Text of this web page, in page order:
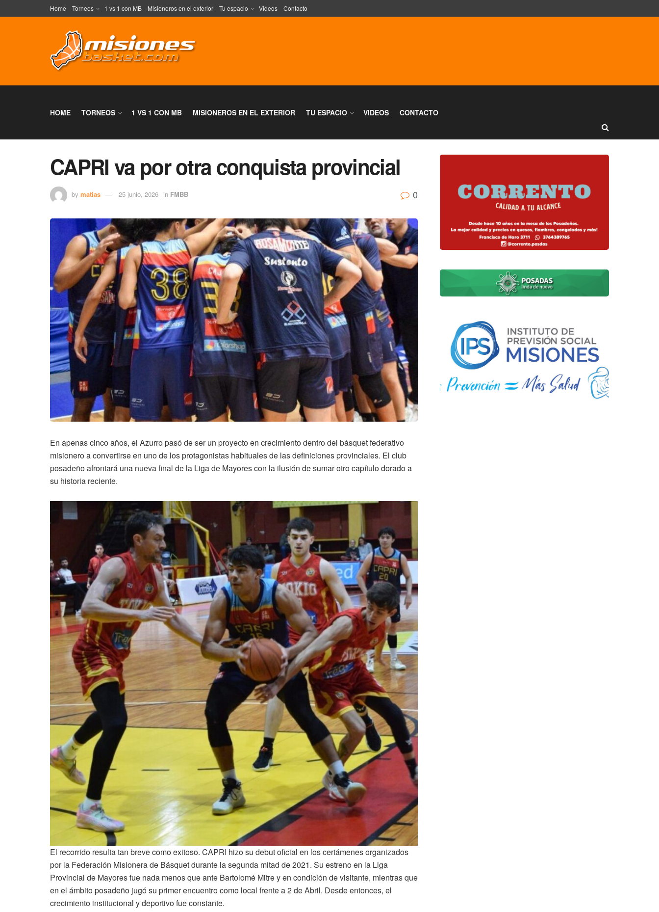
Home Torneos 1 vs 1 con MB Misioneros en el exterior Tu espacio Videos Contacto
HOME TORNEOS 1 VS 1 CON MB MISIONEROS EN EL EXTERIOR TU ESPACIO VIDEOS CONTACTO
CAPRI va por otra conquista provincial
by matias 25 junio, 2026 in FMBB 0
En apenas cinco años, el Azurro pasó de ser un proyecto en crecimiento dentro del básquet federativo
misionero a convertirse en uno de los protagonistas habituales de las definiciones provinciales. El club
posadeño afrontará una nueva final de la Liga de Mayores con la ilusión de sumar otro capítulo dorado a
su historia reciente.
El recorrido resulta tan breve como exitoso. CAPRI hizo su debut oficial en los certámenes organizados
por la Federación Misionera de Básquet durante la segunda mitad de 2021. Su estreno en la Liga
Provincial de Mayores fue nada menos que ante Bartolomé Mitre y en condición de visitante, mientras que
en el ámbito posadeño jugó su primer encuentro como local frente a 2 de Abril. Desde entonces, el
crecimiento institucional y deportivo fue constante.